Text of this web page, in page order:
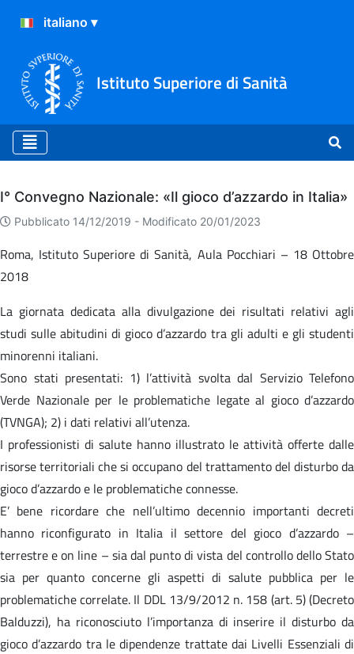
Istituto Superiore di Sanità
Archivio
I° Convegno Nazionale: «Il gioco d’azzardo in Italia»
Pubblicato 14/12/2019 - Modificato 20/01/2023
Roma, Istituto Superiore di Sanità, Aula Pocchiari – 18 Ottobre
2018
La giornata dedicata alla divulgazione dei risultati relativi agli
studi sulle abitudini di gioco d’azzardo tra gli adulti e gli studenti
minorenni italiani.
Sono stati presentati: 1) l’attività svolta dal Servizio Telefono
Verde Nazionale per le problematiche legate al gioco d’azzardo
(TVNGA); 2) i dati relativi all’utenza.
I professionisti di salute hanno illustrato le attività offerte dalle
risorse territoriali che si occupano del trattamento del disturbo da
gioco d’azzardo e le problematiche connesse.
E’ bene ricordare che nell’ultimo decennio importanti decreti
hanno riconfigurato in Italia il settore del gioco d’azzardo –
terrestre e on line – sia dal punto di vista del controllo dello Stato
sia per quanto concerne gli aspetti di salute pubblica per le
problematiche correlate. Il DDL 13/9/2012 n. 158 (art. 5) (Decreto
Balduzzi), ha riconosciuto l’importanza di inserire il disturbo da
gioco d’azzardo tra le dipendenze trattate dai Livelli Essenziali di